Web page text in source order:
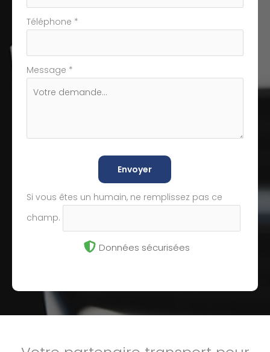
Téléphone *
Message *
Envoyer
Si vous êtes un humain, ne remplissez pas ce
champ.
Données sécurisées